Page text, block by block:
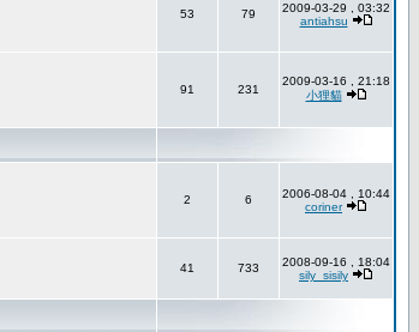
53 79
2009-03-29 , 03:32
antiahsu
91 231
2009-03-16 , 21:18
小狸貓
2 6
2006-08-04 , 10:44
coriner
41 733
2008-09-16 , 18:04
sily_sisily